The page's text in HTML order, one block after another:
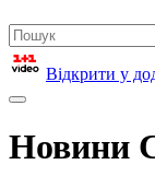
Відкрити у
Новини